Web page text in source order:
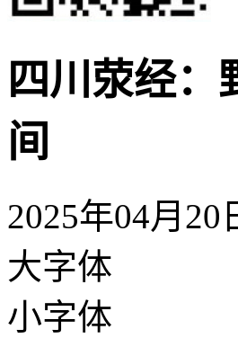
四川荥经：
间
2025年04月
大字体
小字体